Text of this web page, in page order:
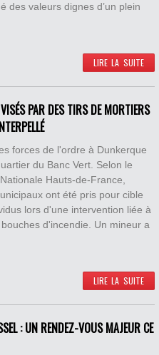
des valeurs dignes d’un plein
LIRE LA SUITE
PAR DES TIRS DE MORTIERS
forces de l'ordre à Dunkerque
du Banc Vert. Selon le
Hauts-de-France,
ont été pris pour cible
lors d'une intervention liée à
d'incendie. Un mineur a
LIRE LA SUITE
: UN RENDEZ-VOUS MAJEUR CE